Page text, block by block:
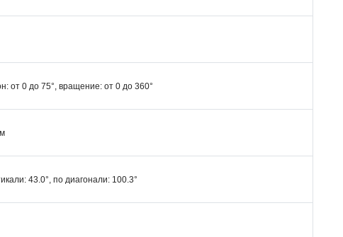
от 0 до 75°, вращение: от 0 до 360°
43.0°, по диагонали: 100.3°